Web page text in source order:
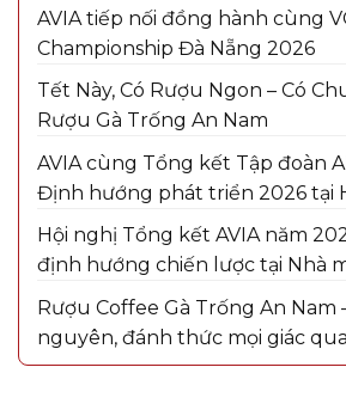
AVIA tiếp nối đồng hành cùng
Championship Đà Nẵng 2026
Tết Này, Có Rượu Ngon – Có
Rượu Gà Trống An Nam
AVIA cùng Tổng kết Tập đoàn
Định hướng phát triển 2026 tại
Hội nghị Tổng kết AVIA năm
định hướng chiến lược tại Nhà
Rượu Coffee Gà Trống An Nam
nguyên, đánh thức mọi giác